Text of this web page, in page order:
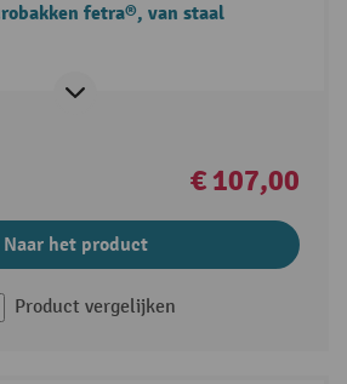
fetra®, van staal
€ 107,00
Naar het product
Product vergelijken